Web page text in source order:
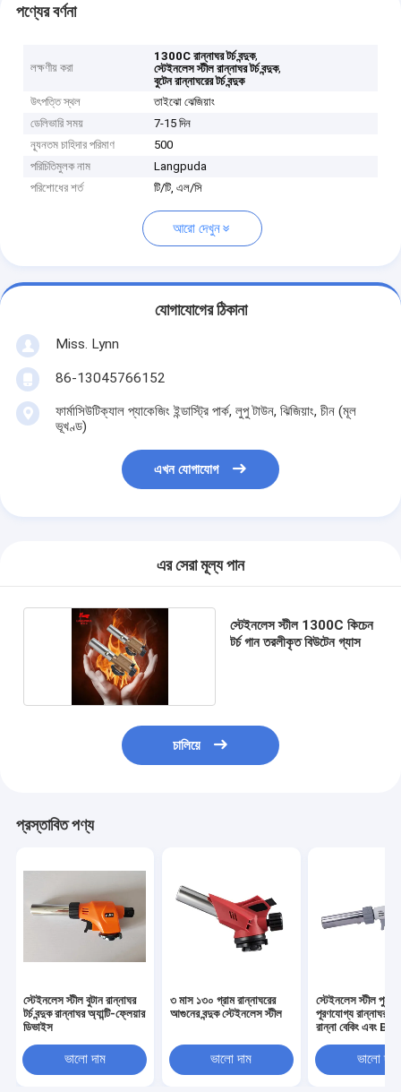
পণ্যের বর্ণনা
লক্ষণীয় করা
1300C রান্নাঘর টর্চ বন্দুক,
স্টেইনলেস স্টীল রান্নাঘর টর্চ বন্দুক,
বুটেন রান্নাঘরের টর্চ বন্দুক
উৎপত্তি স্থল
তাইঝো ঝেজিয়াং
ডেলিভারি সময়
7-15 দিন
ন্যূনতম চাহিদার পরিমাণ
500
পরিচিতিমুলক নাম
Langpuda
পরিশোধের শর্ত
টি/টি, এল/সি
আরো দেখুন
যোগাযোগের ঠিকানা
Miss. Lynn
86-13045766152
ফার্মাসিউটিক্যাল প্যাকেজিং ইন্ডাস্ট্রি পার্ক, লুপু টাউন, ঝিজিয়াং, চীন (মূল
ভূখণ্ড)
এখন যোগাযোগ
এর সেরা মূল্য পান
স্টেইনলেস স্টীল 1300C কিচেন
টর্চ গান তরলীকৃত বিউটেন গ্যাস
চালিয়ে
প্রস্তাবিত পণ্য
স্টেইনলেস স্টীল বুটান রান্নাঘর
টর্চ বন্দুক রান্নাঘর অ্যান্টি-ফ্লেয়ার
ডিভাইস
ভালো দাম
৩ মাস ১৩০ গ্রাম রান্নাঘরের
আগুনের বন্দুক স্টেইনলেস স্টীল
ভালো দাম
স্টেইনলেস স্টীল
পূরণযোগ্য রান্নাঘর টর্চ
রান্না বেকিং এবং Bbq
ভালো দাম